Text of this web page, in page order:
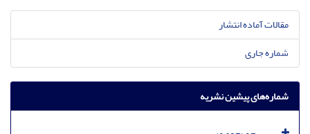
مقالات آماده انتشار
شماره جاری
شماره‌های پیشین نشریه